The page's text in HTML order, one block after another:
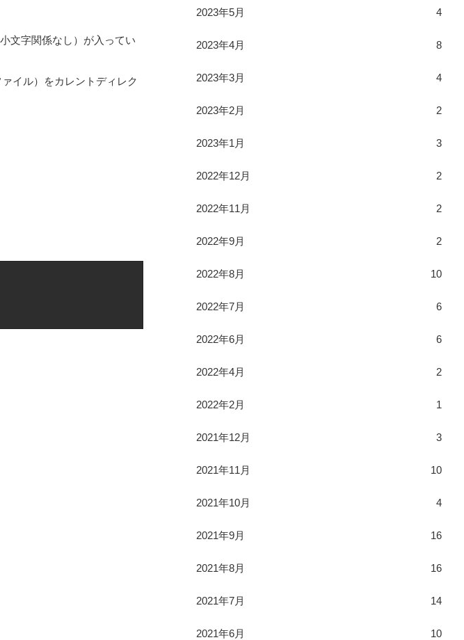
文字関係なし）が入ってい
イル）をカレントディレク
2023年5月 4
2023年4月 8
2023年3月 4
2023年2月 2
2023年1月 3
2022年12月 2
2022年11月 2
2022年9月 2
2022年8月 10
2022年7月 6
2022年6月 6
2022年4月 2
2022年2月 1
2021年12月 3
2021年11月 10
2021年10月 4
2021年9月 16
2021年8月 16
2021年7月 14
2021年6月 10